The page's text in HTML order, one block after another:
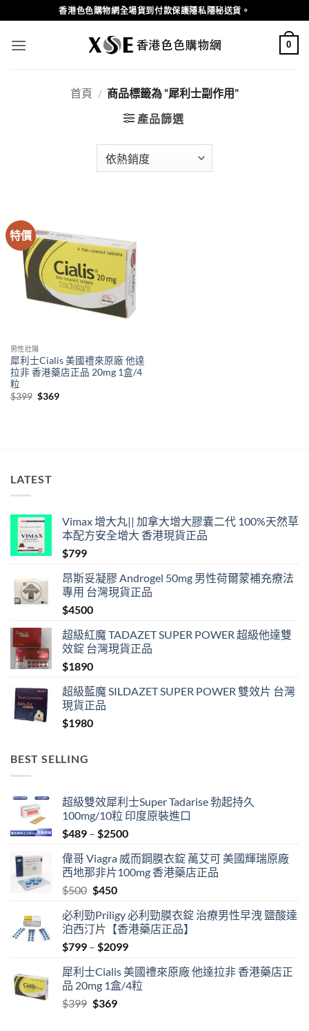
to
content
香港色色購物網全場貨到付款保護隱私隱秘送貨。
0
首頁 / 商品標籤為 “犀利士副作用”
產品篩選
特價
男性壯陽
犀利士Cialis 美國禮來原廠 他達
拉非 香港藥店正品 20mg 1盒/4
粒
$399 Original
$369Current
LATEST
Vimax 增大丸|| 加拿大增大膠囊二代 100%天然草
本配方安全增大 香港現貨正品
$799
昂斯妥凝膠 Androgel 50mg 男性荷爾蒙補充療法
專用 台灣現貨正品
$4500
超級紅魔 TADAZET SUPER POWER 超級他達雙
效錠 台灣現貨正品
$1890
超級藍魔 SILDAZET SUPER POWER 雙效片 台灣
現貨正品
$1980
BEST SELLING
超級雙效犀利士Super Tadarise 勃起持久
100mg/10粒 印度原裝進口
$489 – $2500Price
$489
through
偉哥 Viagra 威而鋼膜衣錠 萬艾可 美國輝瑞原廠
西地那非片100mg 香港藥店正品
$500 Original
was:
$500.
$450Current
is:
$450.
必利勁Priligy 必利勁膜衣錠 治療男性早洩 鹽酸達
泊西汀片【香港藥店正品】
$799 – $2099Price
$799
through
犀利士Cialis 美國禮來原廠 他達拉非 香港藥店正
品 20mg 1盒/4粒
$399 Original
$369Current